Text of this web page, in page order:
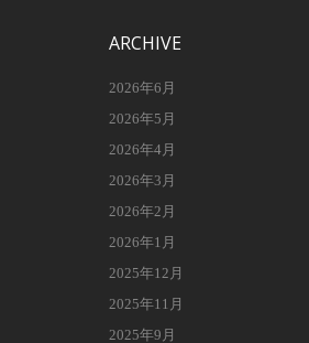
ARCHIVE
2026年6月
2026年5月
2026年4月
2026年3月
2026年2月
2026年1月
2025年12月
2025年11月
2025年9月